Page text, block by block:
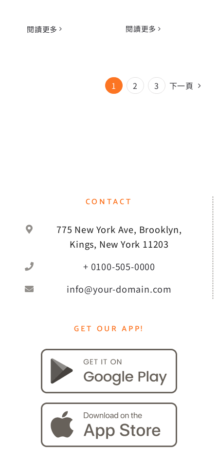
閱讀更多 閱讀更多
1 2 3 下一頁
CONTACT
775 New York Ave, Brooklyn,
Kings, New York 11203
+ 0100-505-0000
info@your-domain.com
GET OUR APP!